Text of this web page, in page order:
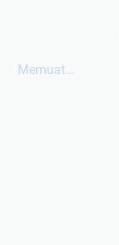
Memuat...